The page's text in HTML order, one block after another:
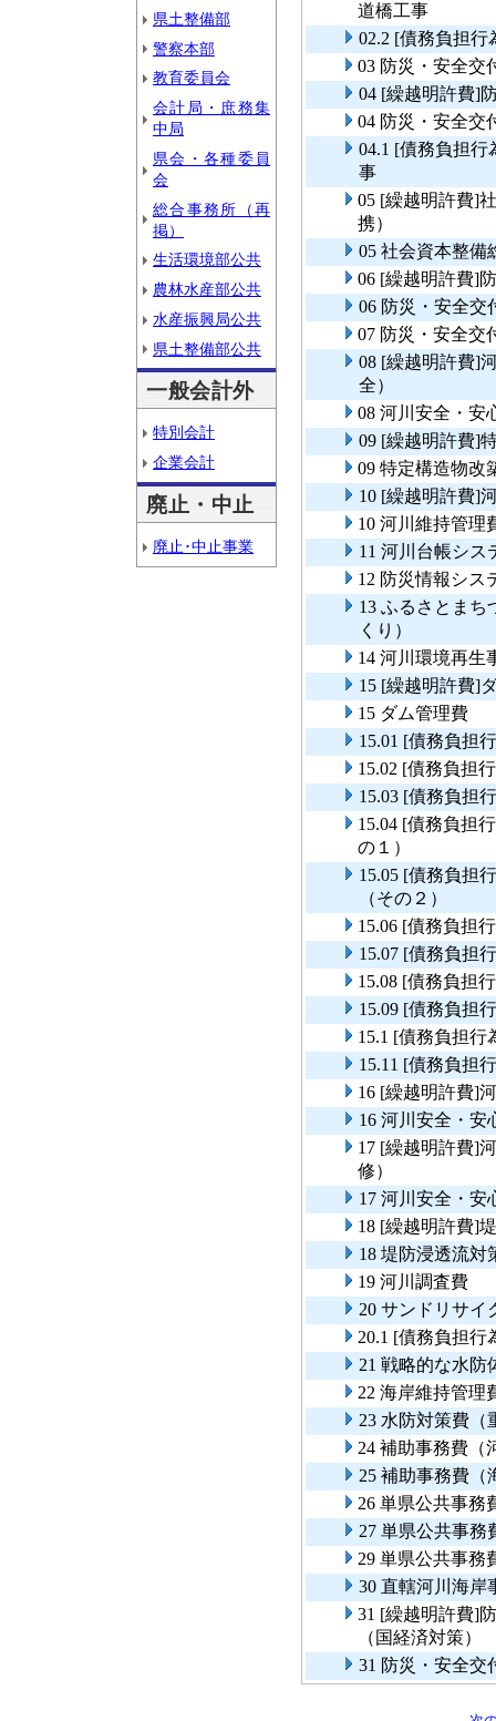
県土整備部
警察本部
教育委員会
会計局・庶務集
中局
県会・各種委員
会
総合事務所（再
掲）
生活環境部公共
農林水産部公共
水産振興局公共
県土整備部公共
一般会計外
特別会計
企業会計
廃止・中止
廃止･中止事業
道橋工事
02.2 [債務負担
03 防災・安全交
04 [繰越明許費]
04 防災・安全交
04.1 [債務負担
事
05 [繰越明許費]
携）
05 社会資本整備
06 [繰越明許費]
06 防災・安全交
07 防災・安全交
08 [繰越明許費]
全）
08 河川安全・安
09 [繰越明許費]
09 特定構造物改
10 [繰越明許費]
10 河川維持管理
11 河川台帳シス
12 防災情報シス
13 ふるさとまち
くり）
14 河川環境再生
15 [繰越明許費]
15 ダム管理費
15.01 [債務負担
15.02 [債務負担
15.03 [債務負担
15.04 [債務負担
の１）
15.05 [債務負担
（その２）
15.06 [債務負担
15.07 [債務負担
15.08 [債務負担
15.09 [債務負担
15.1 [債務負担
15.11 [債務負担
16 [繰越明許費]
16 河川安全・安
17 [繰越明許費]
修）
17 河川安全・安
18 [繰越明許費]
18 堤防浸透流対
19 河川調査費
20 サンドリサイ
20.1 [債務負担
21 戦略的な水防
22 海岸維持管理
23 水防対策費（
24 補助事務費（
25 補助事務費（
26 単県公共事務
27 単県公共事務
29 単県公共事務
30 直轄河川海岸
31 [繰越明許費]
（国経済対策）
31 防災・安全交